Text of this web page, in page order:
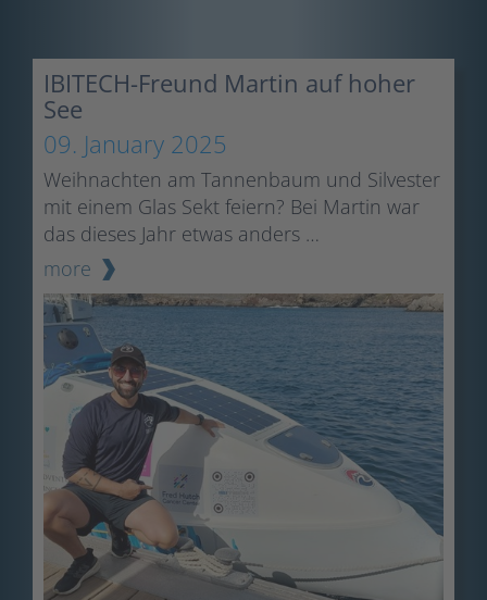
IBITECH-Freund Martin auf hoher
See
09. January 2025
Weihnachten am Tannenbaum und Silvester
mit einem Glas Sekt feiern? Bei Martin war
das dieses Jahr etwas anders …
more